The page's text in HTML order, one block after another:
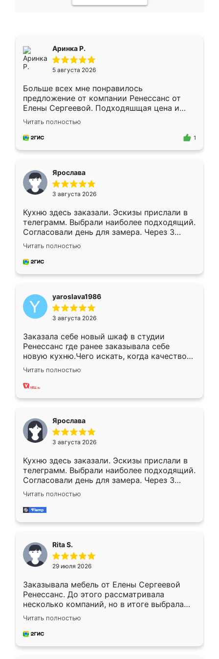
Аринка Р.
5 августа 2026
Больше всех мне понравилось
предложение от компании Ренессанс от
Елены Сергеевой. Подходяшщая цена и
короткие сроки изготовления. Приехавший
для замера сотрудник Владислав
предложил по моему эскизу самый
Читать полностью
1
Ярослава
3 августа 2026
Кухню здесь заказали. Эскизы прислали в
телеграмм. Выбрали наиболее подходящий.
Согласовали день для замера. Через 3
недели кухня была уже готова. Остались
довольны работой. Спасибо Ренессанс
мебель за качественную работу!
Читать полностью
yaroslava1986
3 августа 2026
Заказала себе новый шкаф в студии
Ренессанс где ранее заказывала себе
новую кухню.Чего искать, когда качеством
вполне довольна. Служит кухня уже почти
два года, нареканий нет.
Читать полностью
Ярослава
3 августа 2026
Кухню здесь заказали. Эскизы прислали в
телеграмм. Выбрали наиболее подходящий.
Согласовали день для замера. Через 3
недели кухня была уже готова. Остались
довольны работой. Спасибо Ренессанс
мебель за качественную работу!
Читать полностью
Rita S.
29 июля 2026
Заказывала мебель от Елены Сергеевой
Ренессанс. До этого рассматривала
несколько компаний, но в итоге выбрала
эту. Сначала обговорили условия, потом
приехал замерщик, всё спокойно объяснил
и снял размеры. Изготовили в срок, с
Читать полностью